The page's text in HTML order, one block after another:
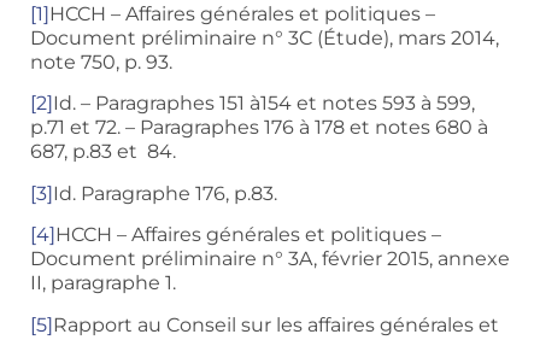
[1]HCCH – Affaires générales et politiques –
Document préliminaire n° 3C (Étude), mars 2014,
note 750, p. 93.
[2] Id. – Paragraphes 151 à154 et notes 593 à 599,
p.71 et 72. – Paragraphes 176 à 178 et notes 680 à
687, p.83 et 84.
[3]Id. Paragraphe 176, p.83.
[4]HCCH – Affaires générales et politiques –
Document préliminaire n° 3A, février 2015, annexe
II, paragraphe 1.
[5]Rapport au Conseil sur les affaires générales et